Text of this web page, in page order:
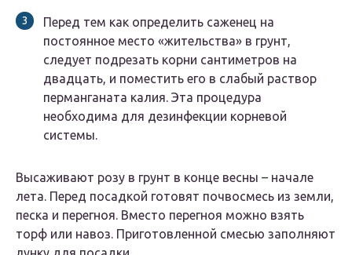
Перед тем как определить саженец на
постоянное место «жительства» в грунт,
следует подрезать корни сантиметров на
двадцать, и поместить его в слабый раствор
перманганата калия. Эта процедура
необходима для дезинфекции корневой
системы.
Высаживают розу в грунт в конце весны – начале
лета. Перед посадкой готовят почвосмесь из земли,
песка и перегноя. Вместо перегноя можно взять
торф или навоз. Приготовленной смесью заполняют